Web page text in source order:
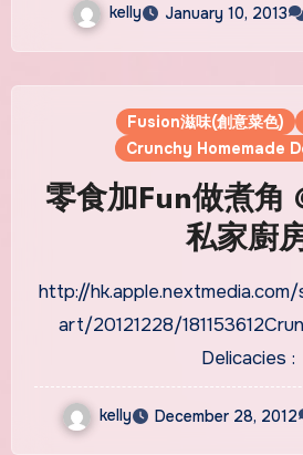
kelly January 10, 2013
Fusion滋味(創意菜色)
Crunchy Homemade
零食加Fun做煮角
私家廚
http://hk.apple.nextmedia.com/supplement/food/
art/20121228/
Delicacies :
kelly December 28, 2012